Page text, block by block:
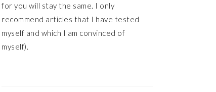
for you will stay the same. I only
recommend articles that I have tested
myself and which I am convinced of
myself).